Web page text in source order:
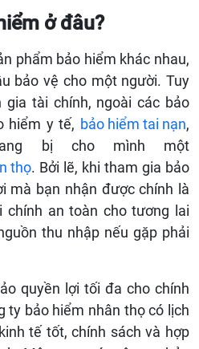
ở đâu?
phẩm bảo hiểm khác nhau,
bảo vệ cho một người. Tuy
gia tài chính, ngoài các bảo
hiểm y tế, bảo hiểm tai nạn,
bị cho mình một
thọ. Bởi lẽ, khi tham gia bảo
mà bạn nhận được chính là
chính an toàn cho tương lai
thu nhập nếu gặp phải
quyền lợi tối đa cho chính
ty bảo hiểm nhân thọ có lịch
tế tốt, chính sách và hợp